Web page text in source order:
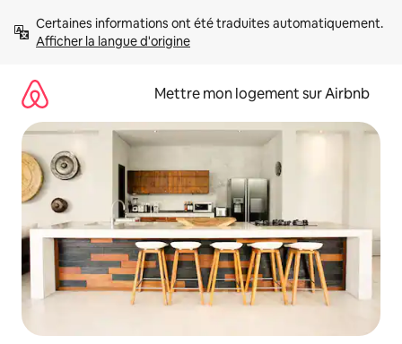
directement
Afficher la langue d'origine
Mettre mon logement sur Airbnb